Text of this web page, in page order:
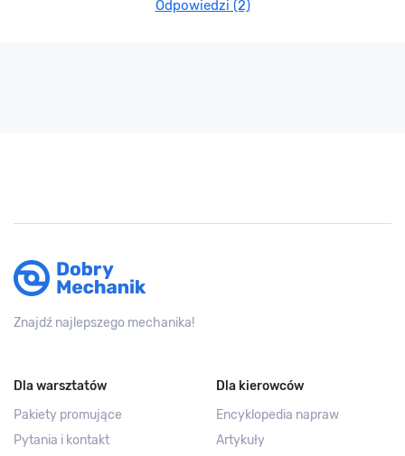
Odpowiedzi (2)
Znajdź najlepszego mechanika!
Dla warsztatów
Pakiety promujące
Pytania i kontakt
Dla kierowców
Encyklopedia napraw
Artykuły